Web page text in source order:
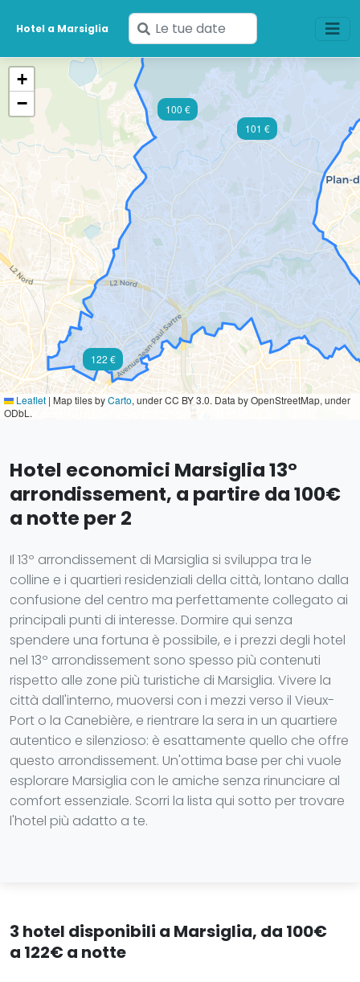
Hotel a Marsiglia
Inserisci
le
100 €
101 €
122 €
+
−
Leaflet | Map tiles byCarto, under CC BY 3.0. Data by OpenStreetMap, under
ODbL.
Hotel economici Marsiglia 13°
arrondissement, a partire da 100€
a notte per 2
Il 13º arrondissement di Marsiglia si sviluppa tra le
colline e i quartieri residenziali della città, lontano dalla
confusione del centro ma perfettamente collegato ai
principali punti di interesse. Dormire qui senza
spendere una fortuna è possibile, e i prezzi degli hotel
nel 13º arrondissement sono spesso più contenuti
rispetto alle zone più turistiche di Marsiglia. Vivere la
città dall'interno, muoversi con i mezzi verso il Vieux-
Port o la Canebière, e rientrare la sera in un quartiere
autentico e silenzioso: è esattamente quello che offre
questo arrondissement. Un'ottima base per chi vuole
esplorare Marsiglia con le amiche senza rinunciare al
comfort essenziale. Scorri la lista qui sotto per trovare
l'hotel più adatto a te.
3 hotel disponibili a Marsiglia, da 100€
a 122€ a notte